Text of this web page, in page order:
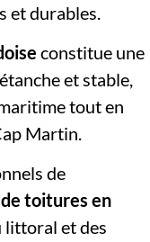
et durables.
constitue une
et stable,
tout en
Martin.
de
toitures en
littoral et des